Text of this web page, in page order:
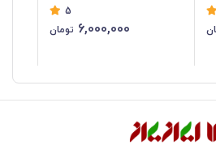
5
6,000,000 تومان